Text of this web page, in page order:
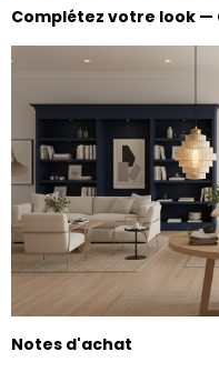
Complétez votre look
Notes d'achat